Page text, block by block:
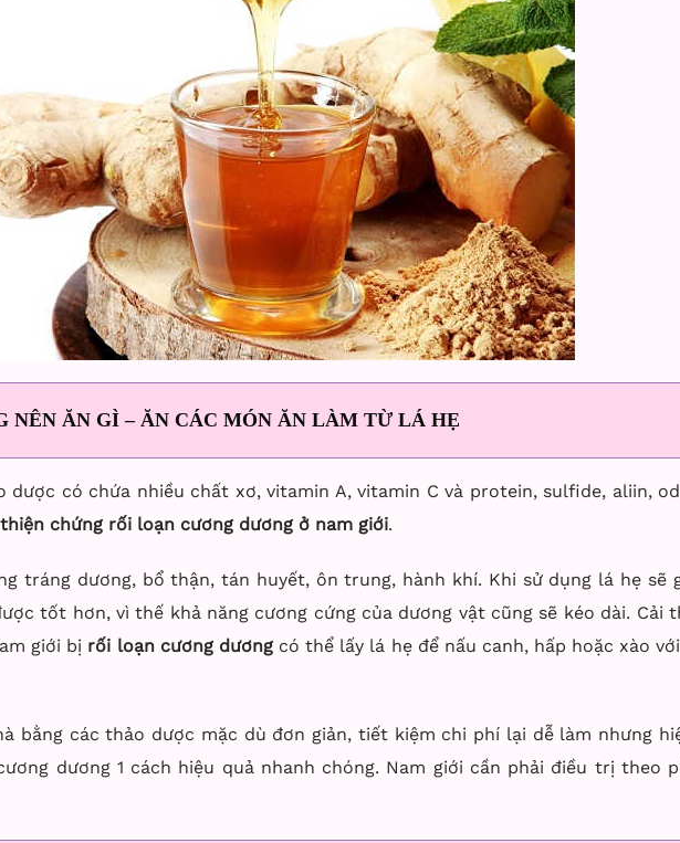
NÊN ĂN GÌ – ĂN CÁC MÓN ĂN LÀM TỪ LÁ HẸ
có chứa nhiều chất xơ, vitamin A, vitamin C và protein, sulfide, aliin,
chứng rối loạn cương dương ở nam giới.
tráng dương, bổ thận, tán huyết, ôn trung, hành khí. Khi sử dụng lá hẹ sẽ
tốt hơn, vì thế khả năng cương cứng của dương vật cũng sẽ kéo dài. Cải
giới bị rối loạn cương dươngcó thể lấy lá hẹ để nấu canh, hấp hoặc xào
bằng các thảo dược mặc dù đơn giản, tiết kiệm chi phí lại dễ làm nhưng
dương 1 cách hiệu quả nhanh chóng. Nam giới cần phải điều trị theo